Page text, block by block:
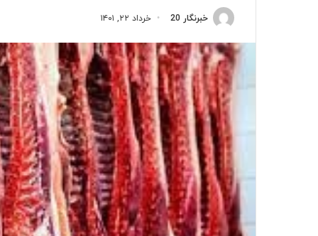
خبرنگار 20 خرداد ۲۲, ۱۴۰۱